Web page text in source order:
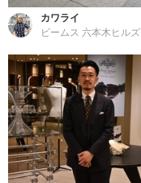
カワライ
ビームス 六本木ヒルズ